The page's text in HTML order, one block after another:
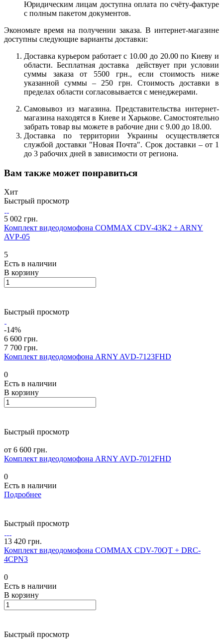
Юридическим лицам доступна оплата по счёту-фактуре
с полным пакетом документов.
Экономьте время на получении заказа. В интернет-магазине
доступны следующие варианты доставки:
Доставка курьером работает с 10.00 до 20.00 по Киеву и
области. Бесплатная доставка действует при условии
суммы заказа от 5500 грн., если стоимость ниже
указанной суммы – 250 грн. Стоимость доставки в
пределах области согласовывается с менеджерами.
Самовывоз из магазина. Представительства интернет-
магазина находятся в Киеве и Харькове. Самостоятельно
забрать товар вы можете в рабочие дни с 9.00 до 18.00.
Доставка по территории Украины осуществляется
службой доставки "Новая Почта". Срок доставки – от 1
до 3 рабочих дней в зависимости от региона.
Вам также может понравиться
Хит
Быстрый просмотр
5 002 грн.
Комплект видеодомофона COMMAX CDV-43K2 + ARNY
AVP-05
5
Есть в наличии
В корзину
Быстрый просмотр
-14%
6 600 грн.
7 700 грн.
Комплект видеодомофона ARNY AVD-7123FHD
0
Есть в наличии
В корзину
Быстрый просмотр
от 6 600 грн.
Комплект видеодомофона ARNY AVD-7012FHD
0
Есть в наличии
Подробнее
Быстрый просмотр
13 420 грн.
Комплект видеодомофона COMMAX CDV-70QT + DRC-
4CPN3
0
Есть в наличии
В корзину
Быстрый просмотр